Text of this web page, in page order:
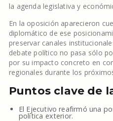
la agenda legislativa y
En la oposición aparecieron
diplomático de ese
preservar canales
debate político no pasa sólo
por su impacto concreto en
regionales durante los
Puntos clave de
El Ejecutivo reafirmó una
política exterior.